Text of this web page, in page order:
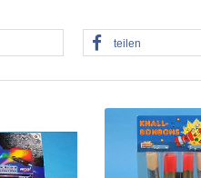
teilen